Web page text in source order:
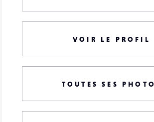
VOIR LE PROFIL
TOUTES SES